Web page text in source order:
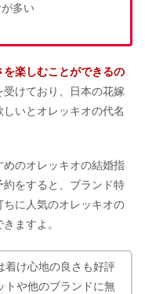
多い
楽しむことができるの
受けており、日本の花嫁
いとオレッキオの代名
のオレッキオの結婚指
をすると、ブランド特
に人気のオレッキオの
ますよ。
着け心地の良さも好評
トや他のブランドに無